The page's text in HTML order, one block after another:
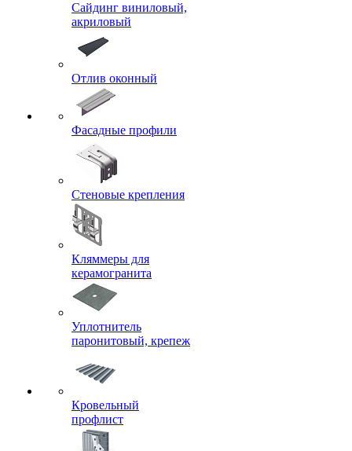
Сайдинг виниловый,
акриловый
Отлив оконный
Фасадные профили
Стеновые крепления
Кляммеры для
керамогранита
Уплотнитель
паронитовый, крепеж
Кровельный
профлист